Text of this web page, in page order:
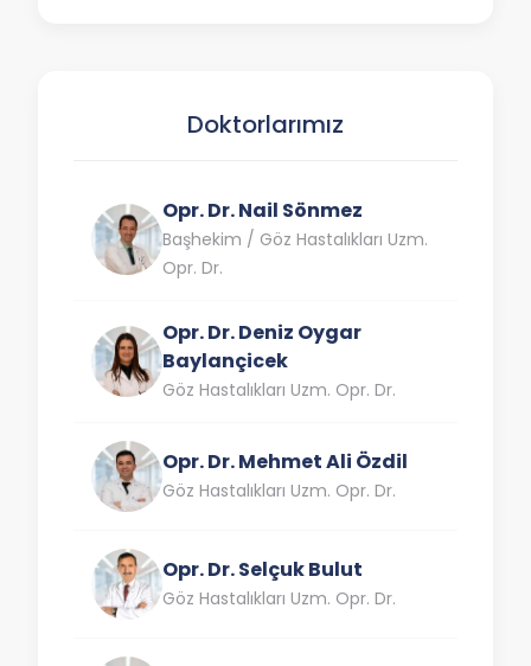
Doktorlarımız
Opr. Dr. Nail Sönmez
Başhekim / Göz Hastalıkları Uzm.
Opr. Dr.
Opr. Dr. Deniz Oygar
Baylançicek
Göz Hastalıkları Uzm. Opr. Dr.
Opr. Dr. Mehmet Ali Özdil
Göz Hastalıkları Uzm. Opr. Dr.
Opr. Dr. Selçuk Bulut
Göz Hastalıkları Uzm. Opr. Dr.